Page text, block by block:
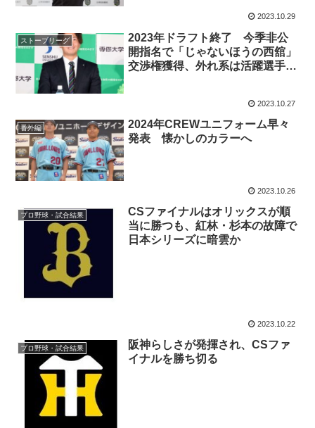
2023.10.29
ストーブリーグ
2023年ドラフト終了 今季非公
開指名で「じゃないほうの西舘」
交渉権獲得、外れ系は活躍選手が
2023.10.27
番外編
2024年CREWユニフォーム早々
発表 懐かしのカラーへ
2023.10.26
プロ野球・試合結果
CSファイナルはオリックスが順
当に勝つも、紅林・杉本の故障で
日本シリーズに暗雲か
2023.10.22
プロ野球・試合結果
阪神らしさが発揮され、CSファ
イナルを勝ち切る